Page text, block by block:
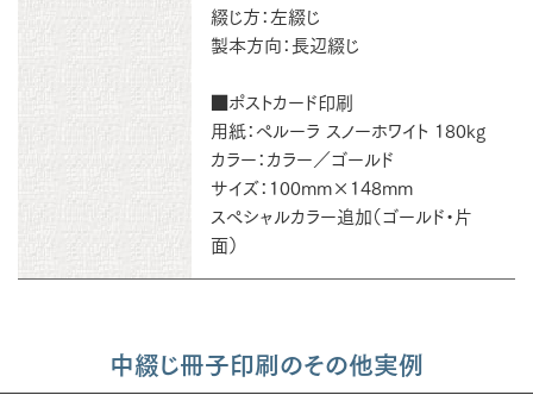
綴じ方：左綴じ
製本方向：長辺綴じ
■ポストカード印刷
用紙：ペルーラ スノーホワイト 180kg
カラー：カラー／ゴールド
サイズ：100mm×148mm
スペシャルカラー追加（ゴールド・片
面）
中綴じ冊子印刷のその他実例